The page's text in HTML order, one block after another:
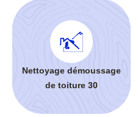
Nettoyage démoussage
de toiture 30